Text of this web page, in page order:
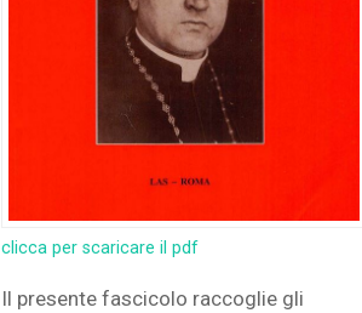
clicca per scaricare il pdf
Il presente fascicolo raccoglie gli